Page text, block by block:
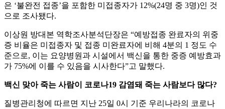
은 ‘불완전 접종’을 포함한 미접종자가 12%(24명 중 3명)인 것
으로 조사됐다.
이상원 방대본 역학조사분석단장은 “예방접종 완료자의 위중
증 비율은 미접종자 및 접종 미완료자에 비해 4분의 1 정도 수
준으로, 이는 요양병원과 시설에서 백신을 통한 중증 예방효과
가 75%에 이를 수 있음을 시사한다”고 말했다.
백신 맞아 죽는 사람이 코로나19 감염돼 죽는 사람보다 많다?
질병관리청에 따르면 지난 25일 0시 기준 우리나라의 코로나